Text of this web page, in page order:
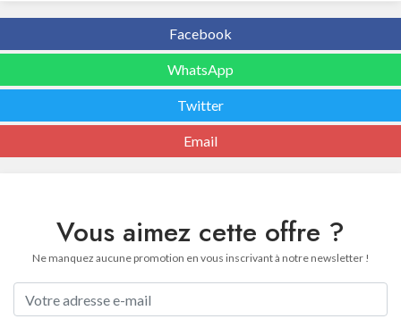
Facebook
WhatsApp
Twitter
Email
Vous aimez cette offre ?
Ne manquez aucune promotion en vous inscrivant à notre newsletter !